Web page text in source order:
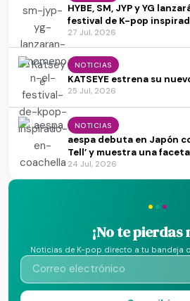
HYBE, SM, JYP y YG
festival de K-pop
27 Jul, 2026
NOTICIAS
KATSEYE estrena su
25 Jul, 2026
NOTICIAS
aespa debuta en Japón
Tell’ y muestra una
24 Jul, 2026
···
¡No te pierdas
Noticias de K-pop directo a tu bandeja